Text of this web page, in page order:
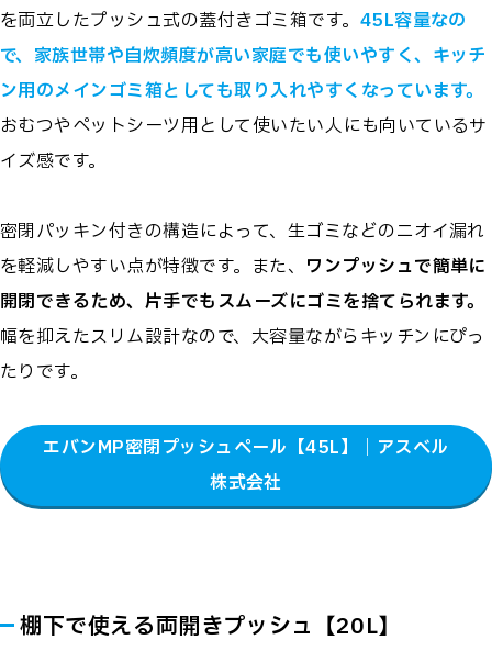
を両立したプッシュ式の蓋付きゴミ箱です。 45L容量なの
で、家族世帯や自炊頻度が高い家庭でも使いやすく、キッチ
ン用のメインゴミ箱としても取り入れやすくなっています。
おむつやペットシーツ用として使いたい人にも向いているサ
イズ感です。
密閉パッキン付きの構造によって、生ゴミなどのニオイ漏れ
を軽減しやすい点が特徴です。また、 ワンプッシュで簡単に
開閉できるため、片手でもスムーズにゴミを捨てられます。
幅を抑えたスリム設計なので、大容量ながらキッチンにぴっ
たりです。
エバンMP密閉プッシュペール【45L】｜アスベル
株式会社
棚下で使える両開きプッシュ【20L】